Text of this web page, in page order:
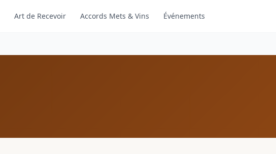
Art de Recevoir Accords Mets & Vins Événements